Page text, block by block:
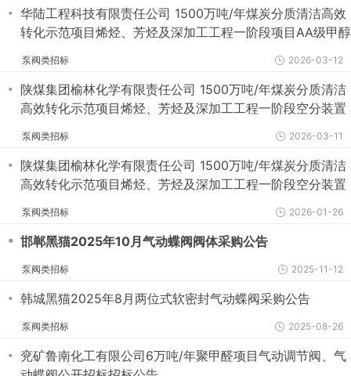
・ 华陆工程科技有限责任公司 1500万吨/年煤炭分质清洁高效
转化示范项目烯烃、芳烃及深加工工程一阶段项目AA级甲醇
泵阀类招标 2026-03-12
・ 陕煤集团榆林化学有限责任公司 1500万吨/年煤炭分质清洁
高效转化示范项目烯烃、芳烃及深加工工程一阶段空分装置
泵阀类招标 2026-03-11
・ 陕煤集团榆林化学有限责任公司 1500万吨/年煤炭分质清洁
高效转化示范项目烯烃、芳烃及深加工工程一阶段空分装置
泵阀类招标 2026-01-26
・ 邯郸黑猫2025年10月气动蝶阀阀体采购公告
泵阀类招标 2025-11-12
・ 韩城黑猫2025年8月两位式软密封气动蝶阀采购公告
泵阀类招标 2025-08-26
・ 兖矿鲁南化工有限公司6万吨/年聚甲醛项目气动调节阀、气